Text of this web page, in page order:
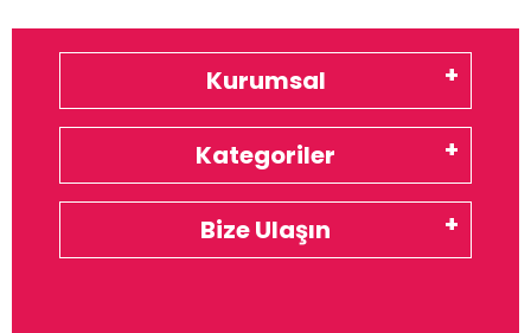
Kurumsal
Kategoriler
Bize Ulaşın